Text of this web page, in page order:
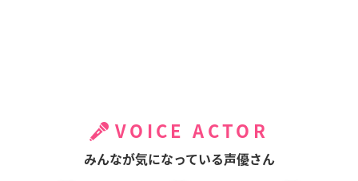
VOICE ACTOR
みんなが気になっている声優さん